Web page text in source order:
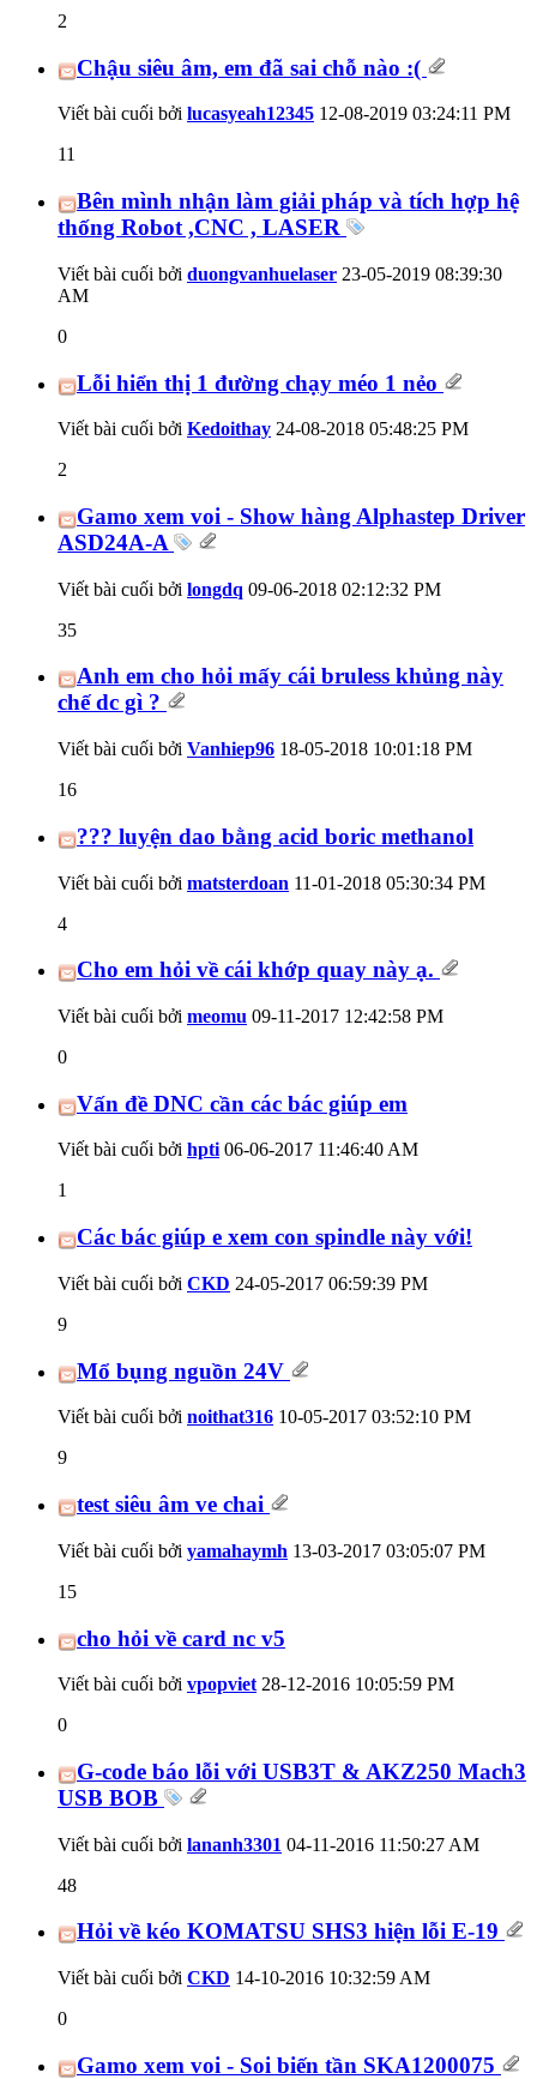
2
Chậu siêu âm, em đã sai chỗ nào :(
Viết bài cuối bởi lucasyeah12345 12-08-2019 03:24:11 PM
11
Bên mình nhận làm giải pháp và tích hợp hệ
thống Robot ,CNC , LASER
Viết bài cuối bởi duongvanhuelaser 23-05-2019 08:39:30
AM
0
Lỗi hiển thị 1 đường chạy méo 1 nẻo
Viết bài cuối bởi Kedoithay 24-08-2018 05:48:25 PM
2
Gamo xem voi - Show hàng Alphastep Driver
ASD24A-A
Viết bài cuối bởi longdq 09-06-2018 02:12:32 PM
35
Anh em cho hỏi mấy cái bruless khủng này
chế dc gì ?
Viết bài cuối bởi Vanhiep96 18-05-2018 10:01:18 PM
16
??? luyện dao bằng acid boric methanol
Viết bài cuối bởi matsterdoan 11-01-2018 05:30:34 PM
4
Cho em hỏi về cái khớp quay này ạ.
Viết bài cuối bởi meomu 09-11-2017 12:42:58 PM
0
Vấn đề DNC cần các bác giúp em
Viết bài cuối bởi hpti06-06-2017 11:46:40 AM
1
Các bác giúp e xem con spindle này với!
Viết bài cuối bởi CKD 24-05-2017 06:59:39 PM
9
Mổ bụng nguồn 24V
Viết bài cuối bởi noithat316 10-05-2017 03:52:10 PM
9
test siêu âm ve chai
Viết bài cuối bởi yamahaymh 13-03-2017 03:05:07 PM
15
cho hỏi về card nc v5
Viết bài cuối bởi vpopviet 28-12-2016 10:05:59 PM
0
G-code báo lỗi với USB3T & AKZ250 Mach3
USB BOB
Viết bài cuối bởi lananh3301 04-11-2016 11:50:27 AM
48
Hỏi về kéo KOMATSU SHS3 hiện lỗi E-19
Viết bài cuối bởi CKD 14-10-2016 10:32:59 AM
0
Gamo xem voi - Soi biến tần SKA1200075